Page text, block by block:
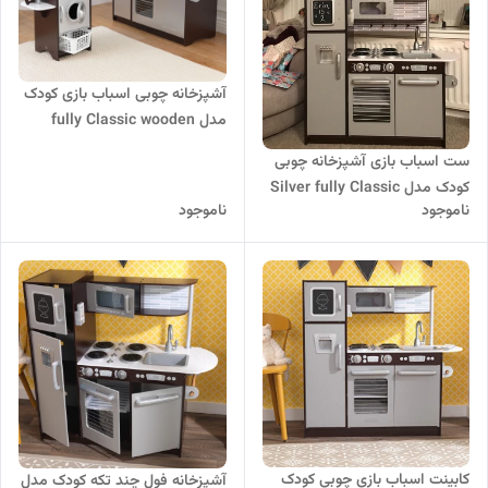
ست اسباب بازی آشپزخانه چوبی
کودک مدل Silver fully Classic
wooden
ناموجود
آشپزخانه چوبی اسباب بازی کودک
مدل fully Classic wooden
ناموجود
کابینت اسباب بازی چوبی کودک آشپزخانه فول چند تکه کودک مدل